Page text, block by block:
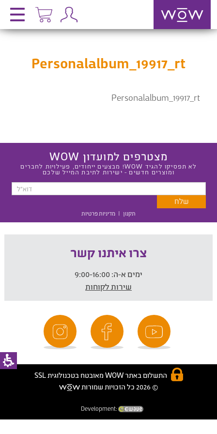
Personalalbum_19917_rt
Personalalbum_19917_rt
מצטרפים למועדון WOW
לא תפסיקו להגיד WOW! מבצעים ייחודים, פעילויות לחברים
ומוצרים חדשים - ישירות לתיבת המייל שלכם
תקנון | מדיניות פרטיות
צרו איתנו קשר
ימים א-ה:
שירות לקוחות
התשלום באתר WOW מאובטח בטכנולוגית SSL
© 2026 כל הזכויות שמורות
Development: